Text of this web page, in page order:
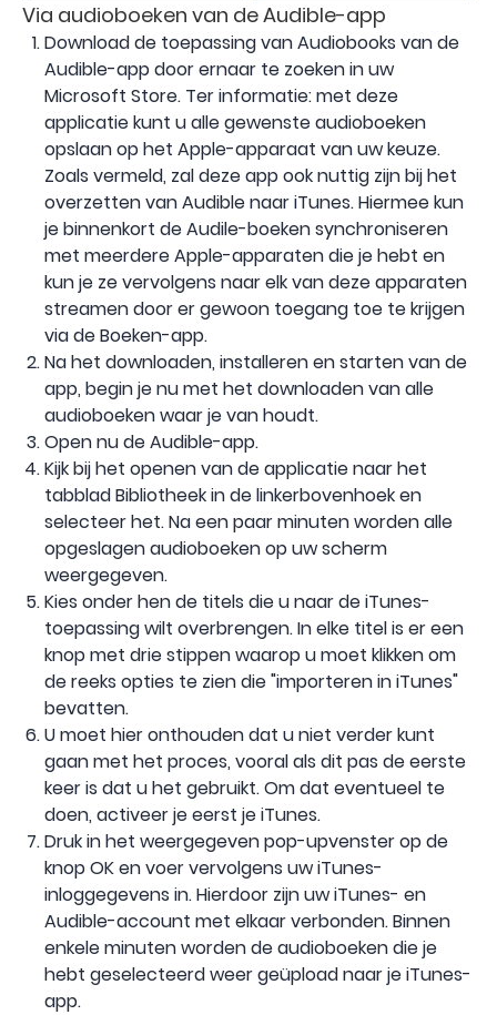
Via audioboeken van de Audible-app
Download de toepassing van Audiobooks van de
Audible-app door ernaar te zoeken in uw
Microsoft Store. Ter informatie: met deze
applicatie kunt u alle gewenste audioboeken
opslaan op het Apple-apparaat van uw keuze.
Zoals vermeld, zal deze app ook nuttig zijn bij het
overzetten van Audible naar iTunes. Hiermee kun
je binnenkort de Audile-boeken synchroniseren
met meerdere Apple-apparaten die je hebt en
kun je ze vervolgens naar elk van deze apparaten
streamen door er gewoon toegang toe te krijgen
via de Boeken-app.
Na het downloaden, installeren en starten van de
app, begin je nu met het downloaden van alle
audioboeken waar je van houdt.
Open nu de Audible-app.
Kijk bij het openen van de applicatie naar het
tabblad Bibliotheek in de linkerbovenhoek en
selecteer het. Na een paar minuten worden alle
opgeslagen audioboeken op uw scherm
weergegeven.
Kies onder hen de titels die u naar de iTunes-
toepassing wilt overbrengen. In elke titel is er een
knop met drie stippen waarop u moet klikken om
de reeks opties te zien die "importeren in iTunes"
bevatten.
U moet hier onthouden dat u niet verder kunt
gaan met het proces, vooral als dit pas de eerste
keer is dat u het gebruikt. Om dat eventueel te
doen, activeer je eerst je iTunes.
Druk in het weergegeven pop-upvenster op de
knop OK en voer vervolgens uw iTunes-
inloggegevens in. Hierdoor zijn uw iTunes- en
Audible-account met elkaar verbonden. Binnen
enkele minuten worden de audioboeken die je
hebt geselecteerd weer geüpload naar je iTunes-
app.